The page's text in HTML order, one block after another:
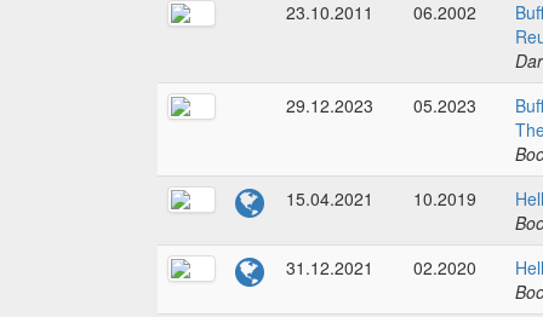
23.10.2011
06.2002
29.12.2023
05.2023
15.04.2021
10.2019
31.12.2021
02.2020